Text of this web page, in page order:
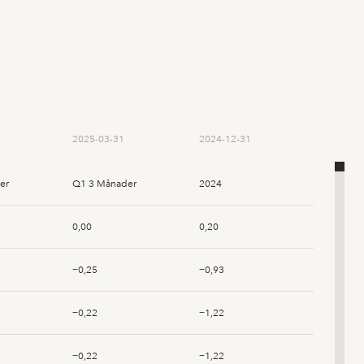
2025-03-31 2024-12-31
Q1 3 Månader 2024
0,00 0,20
−0,25 −0,93
−0,22 −1,22
−0,22 −1,22